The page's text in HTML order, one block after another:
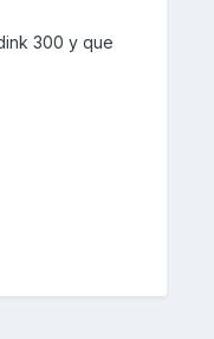
300 y que